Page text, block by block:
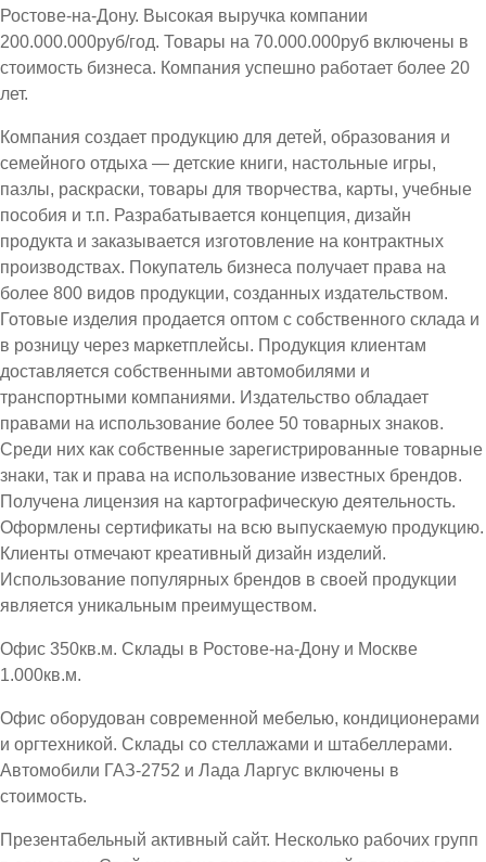
Ростове-на-Дону. Высокая выручка компании
200.000.000руб/год. Товары на 70.000.000руб включены в
стоимость бизнеса. Компания успешно работает более 20
лет.
Компания создает продукцию для детей, образования и
семейного отдыха — детские книги, настольные игры,
пазлы, раскраски, товары для творчества, карты, учебные
пособия и т.п. Разрабатывается концепция, дизайн
продукта и заказывается изготовление на контрактных
производствах. Покупатель бизнеса получает права на
более 800 видов продукции, созданных издательством.
Готовые изделия продается оптом с собственного склада и
в розницу через маркетплейсы. Продукция клиентам
доставляется собственными автомобилями и
транспортными компаниями. Издательство обладает
правами на использование более 50 товарных знаков.
Среди них как собственные зарегистрированные товарные
знаки, так и права на использование известных брендов.
Получена лицензия на картографическую деятельность.
Оформлены сертификаты на всю выпускаемую продукцию.
Клиенты отмечают креативный дизайн изделий.
Использование популярных брендов в своей продукции
является уникальным преимуществом.
Офис 350кв.м. Склады в Ростове-на-Дону и Москве
1.000кв.м.
Офис оборудован современной мебелью, кондиционерами
и оргтехникой. Склады со стеллажами и штабеллерами.
Автомобили ГАЗ-2752 и Лада Ларгус включены в
стоимость.
Презентабельный активный сайт. Несколько рабочих групп